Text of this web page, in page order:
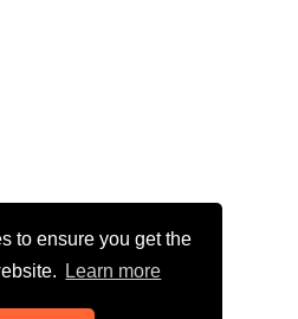
to ensure you get the
Learn more